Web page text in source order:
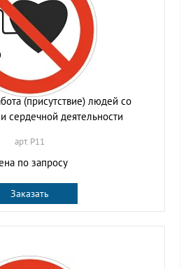
(присутствие) людей со
сердечной деятельности
арт. P11
по запросу
Заказать